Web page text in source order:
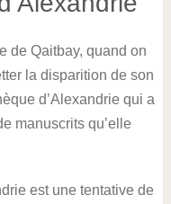
de Qaitbay, quand on
la disparition de son
d’Alexandrie qui a
manuscrits qu’elle
est une tentative de